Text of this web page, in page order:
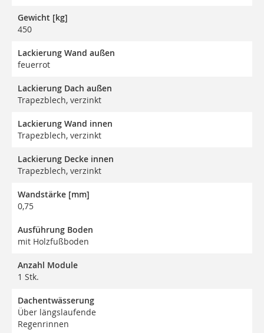
Gewicht [kg]
450
Lackierung Wand außen
feuerrot
Lackierung Dach außen
Trapezblech, verzinkt
Lackierung Wand innen
Trapezblech, verzinkt
Lackierung Decke innen
Trapezblech, verzinkt
Wandstärke [mm]
0,75
Ausführung Boden
mit Holzfußboden
Anzahl Module
1 Stk.
Dachentwässerung
Über längslaufende
Regenrinnen